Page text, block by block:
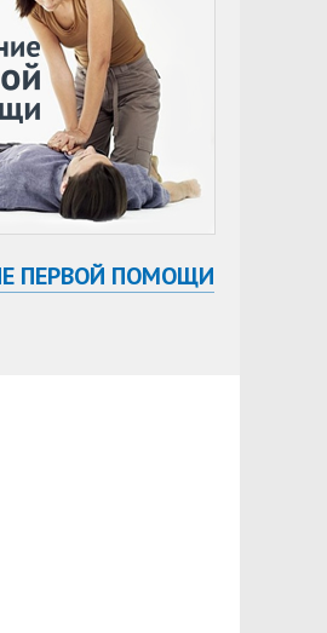
ПЕРВОЙ ПОМОЩИ